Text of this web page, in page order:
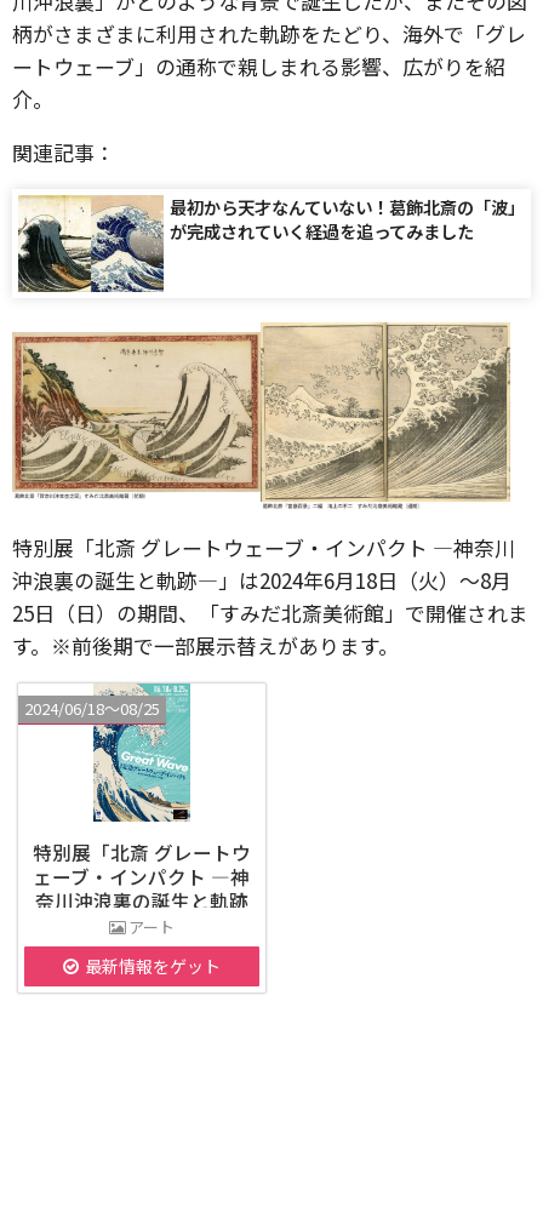
柄がさまざまに利用された軌跡をたどり、海外で「グレ
ートウェーブ」の通称で親しまれる影響、広がりを紹
介。
関連記事：
最初から天才なんていない！葛飾北斎の「波」
が完成されていく経過を追ってみました
特別展「北斎 グレートウェーブ・インパクト ―神奈川
沖浪裏の誕生と軌跡―」は2024年6月18日（火）～8月
25日（日）の期間、「すみだ北斎美術館」で開催されま
す。※前後期で一部展示替えがあります。
2024/06/18〜08/25
特別展「北斎 グレートウ
ェーブ・インパクト ―神
奈川沖浪裏の誕生と軌跡
―」
アート
最新情報をゲット